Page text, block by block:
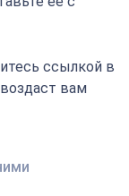
ссылкой в
вам